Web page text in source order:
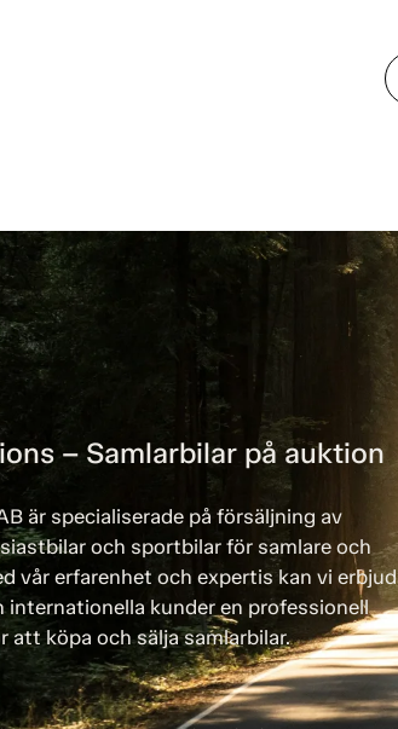
– Samlarbilar på auktion
är specialiserade på försäljning av
och sportbilar för samlare och
vår erfarenhet och expertis kan vi
internationella kunder en professionell
att köpa och sälja samlarbilar.